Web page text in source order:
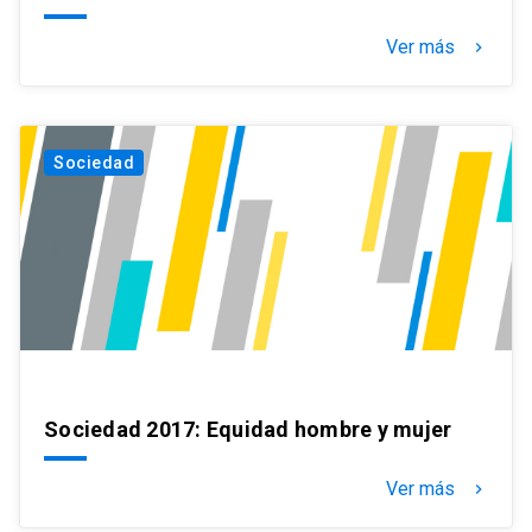
Ver más keyboard_arrow_right
Sociedad
Sociedad 2017: Equidad hombre y mujer
Ver más keyboard_arrow_right